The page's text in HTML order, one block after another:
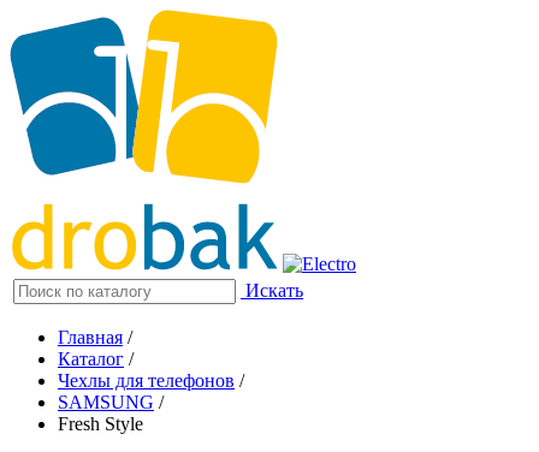
Искать
Главная /
Каталог /
Чехлы для телефонов /
SAMSUNG /
Fresh Style